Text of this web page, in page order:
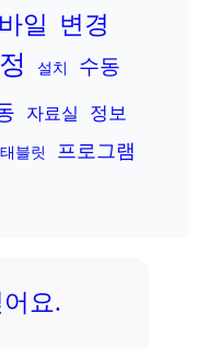
일 변경
설치 수동
자료실 정보
태블릿 프로그램
요.